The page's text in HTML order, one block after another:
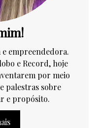
empreendedora.
e Record, hoje
por meio
palestras sobre
e propósito.